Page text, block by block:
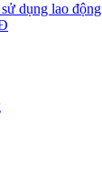
dụng lao động